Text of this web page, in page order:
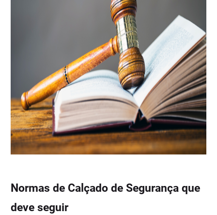
Normas de Calçado de Segurança que
deve seguir